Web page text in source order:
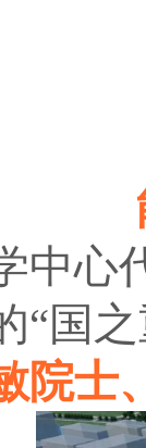
中心
“国
院士